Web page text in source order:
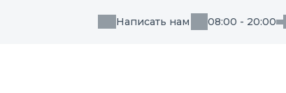
Написать нам 08:00 - 20:00